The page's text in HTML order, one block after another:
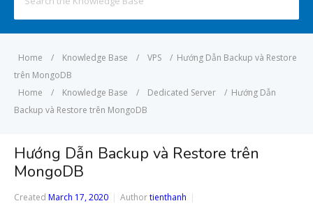
for:
Home / Knowledge Base / VPS / Hướng Dẫn Backup và Restore
trên MongoDB
Home
/ Knowledge Base / Dedicated Server / Hướng Dẫn
Backup và Restore trên MongoDB
Hướng Dẫn Backup và Restore trên
MongoDB
Created March 17, 2020 Authortienthanh